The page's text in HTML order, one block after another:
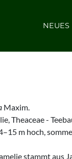
NEUES
Maxim.
Theaceae -
m hoch,
stammt aus